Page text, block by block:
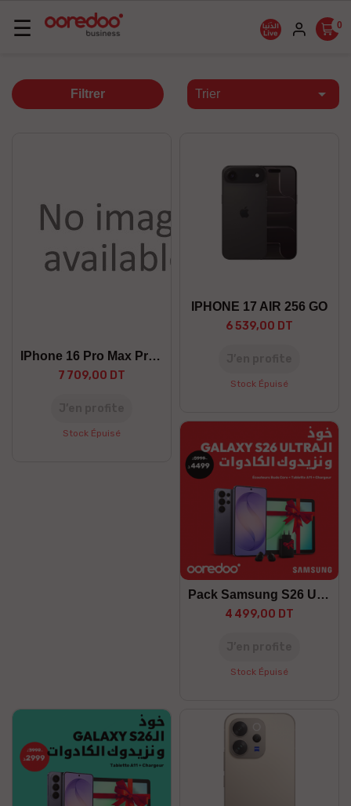
Basculer
☰ 0
Filtrer Trier 
IPhone 16 Pro Max Preorder
7 709,00 DT
Stock Épuisé
IPHONE 17 AIR 256 GO
6 539,00 DT
Stock Épuisé
Pack Samsung S26 Ultra
4 499,00 DT
Stock Épuisé